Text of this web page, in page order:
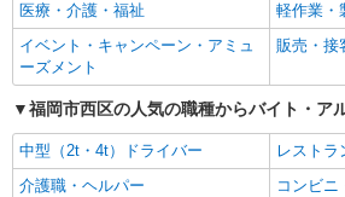
医療・介護・福祉
軽作業・
イベント・キャンペーン・アミュ
ーズメント
販売・接
福岡市西区の人気の職種からバイト・ア
中型（2t・4t）ドライバー
レストラ
介護職・ヘルパー
コンビニ